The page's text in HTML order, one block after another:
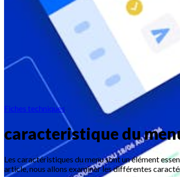
Fiches techniques
caracteristique du
Les caractéristiques du menu sont un élément
article, nous allons examiner les différentes